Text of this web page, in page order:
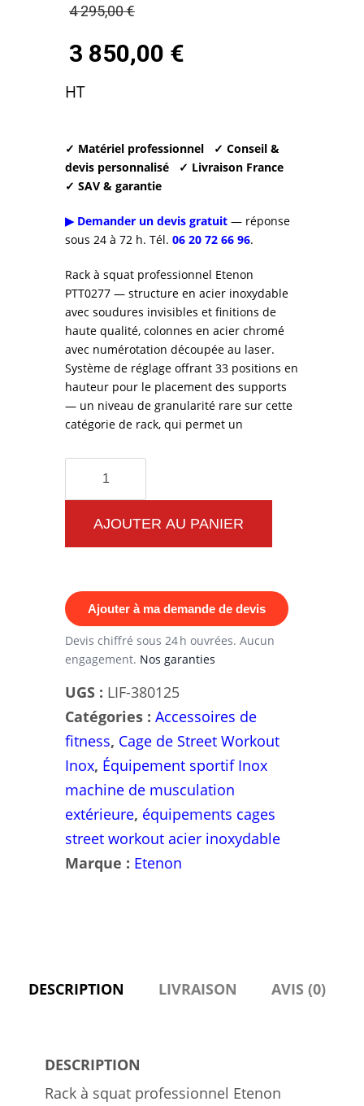
4 295,00€
prix
4
295,00 €.
3 850,00 €
Le
actuel
est :
3
850,00 €.
HT
✓ Matériel professionnel
✓ Conseil &
devis personnalisé
✓ Livraison France
✓ SAV & garantie
▶ Demander un devis gratuit — réponse
sous 24 à 72 h. Tél. 06 20 72 66 96.
Rack à squat professionnel Etenon
PTT0277 — structure en acier inoxydable
avec soudures invisibles et finitions de
haute qualité, colonnes en acier chromé
avec numérotation découpée au laser.
Système de réglage offrant 33 positions en
hauteur pour le placement des supports
— un niveau de granularité rare sur cette
catégorie de rack, qui permet un
quantité
de
Rack
à
Inox
Etenon
PTT0277
—
Structure
acier
inoxydable
et
colonnes
chromées,
33
positions
kg
AJOUTER AU PANIER
Ajouter à ma demande de devis
Devis chiffré sous 24 h ouvrées. Aucun
engagement. Nos garanties
UGS : LIF-380125
Catégories : Accessoires de
fitness, Cage de Street Workout
Inox, Équipement sportif Inox
machine de musculation
extérieure, équipements cages
street workout acier inoxydable
Marque : Etenon
DESCRIPTION LIVRAISON AVIS (0)
DESCRIPTION
Rack à squat professionnel Etenon